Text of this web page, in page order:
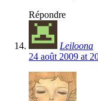
Répondre
Leiloona
24 août 2009 at